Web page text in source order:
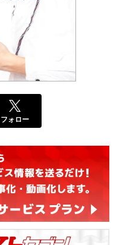
フォロー